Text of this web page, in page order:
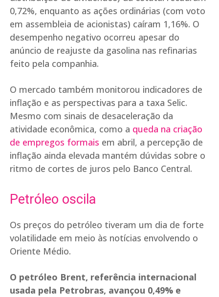
0,72%, enquanto as ações ordinárias (com voto
em assembleia de acionistas) caíram 1,16%. O
desempenho negativo ocorreu apesar do
anúncio de reajuste da gasolina nas refinarias
feito pela companhia.
O mercado também monitorou indicadores de
inflação e as perspectivas para a taxa Selic.
Mesmo com sinais de desaceleração da
atividade econômica, como a queda na criação
de empregos formais em abril, a percepção de
inflação ainda elevada mantém dúvidas sobre o
ritmo de cortes de juros pelo Banco Central.
Petróleo oscila
Os preços do petróleo tiveram um dia de forte
volatilidade em meio às notícias envolvendo o
Oriente Médio.
O petróleo Brent, referência internacional
usada pela Petrobras, avançou 0,49% e